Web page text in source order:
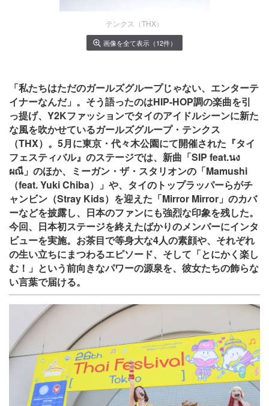
テンクス（THX）
画像を全て表示（12件）
「私たちはただのガールズグループじゃない、エンターテ
イナーなんだ」。そう語ったのはHIP-HOP調の楽曲を引
っ提げ、Y2Kファッションでタイのアイドルシーンに新た
な風を吹かせているガールズグループ・テンクス
（THX）。5月に東京・代々木公園にて開催された『タイ
フェスティバル』のステージでは、新曲「SIP feat.นง
ผณี」のほか、ミーガン・ザ・スタリオンの「Mamushi
（feat. Yuki Chiba）」や、タイのトップラッパーらがチ
ャンビン（Stray Kids）を迎えた「Mirror Mirror」のカバ
ーなどを披露し、日本のファンにも強烈な印象を残した。
今回、日本初ステージを終えたばかりのメンバーにインタ
ビューを実施。お茶目で等身大な4人の素顔や、それぞれ
の生い立ちにまつわるエピソード、そして「とにかく楽し
む！」という前向きなパワーの源泉を、彼女たちの飾らな
い言葉で届ける。